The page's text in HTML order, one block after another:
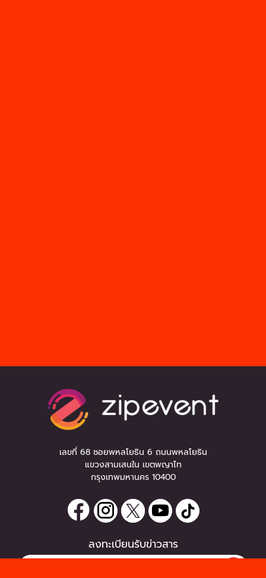
เลขที่ 68 ซอยพหลโยธิน 6 ถนนพหลโยธิน
แขวงสามเสนใน เขตพญาไท
กรุงเทพมหานคร 10400
ลงทะเบียนรับข่าวสาร